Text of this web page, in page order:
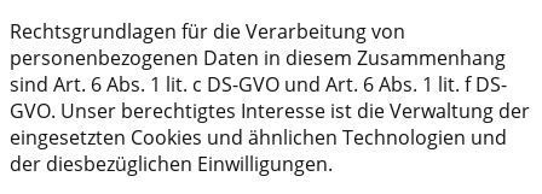
Rechtsgrundlagen für die Verarbeitung von
personenbezogenen Daten in diesem Zusammenhang
sind Art. 6 Abs. 1 lit. c DS-GVO und Art. 6 Abs. 1 lit. f DS-
GVO. Unser berechtigtes Interesse ist die Verwaltung der
eingesetzten Cookies und ähnlichen Technologien und
der diesbezüglichen Einwilligungen.